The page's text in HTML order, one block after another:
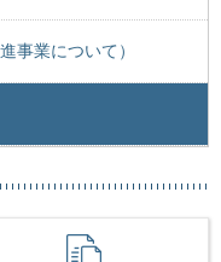
事業について）